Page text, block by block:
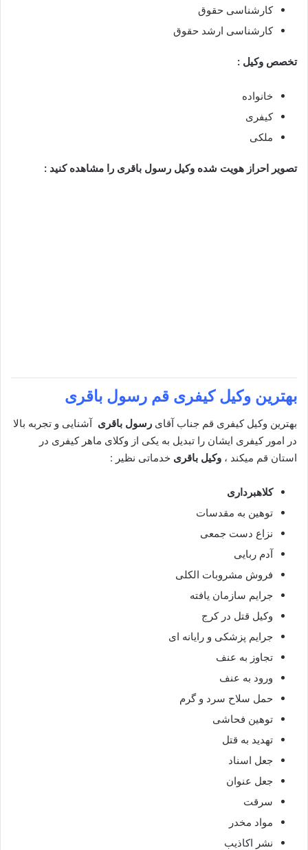
کارشناسی حقوق
کارشناسی ارشد حقوق
تخصص وکیل :
خانواده
کیفری
ملکی
تصویر احراز هویت شده وکیل رسول باقری را مشاهده کنید :
بهترین وکیل کیفری قم رسول باقری
بهترین وکیل کیفری قم جناب آقای رسول باقری آشنایی و تجربه بالا
در امور کیفری ایشان را تبدیل به یکی از وکلای ماهر کیفری در
استان قم میکند ، وکیل باقری خدماتی نظیر :
کلاهبرداری
توهین به مقدسات
نزاع دست جمعی
آدم ربایی
فروش مشروبات الکلی
جرایم سازمان یافته
وکیل قتل در کرج
جرایم پزشکی و رایانه ای
تجاوز به عنف
ورود به عنف
حمل سلاح سرد و گرم
توهین فحاشی
تهدید به قتل
جعل اسناد
جعل عنوان
سرقت
مواد مخدر
نشر اکاذیب